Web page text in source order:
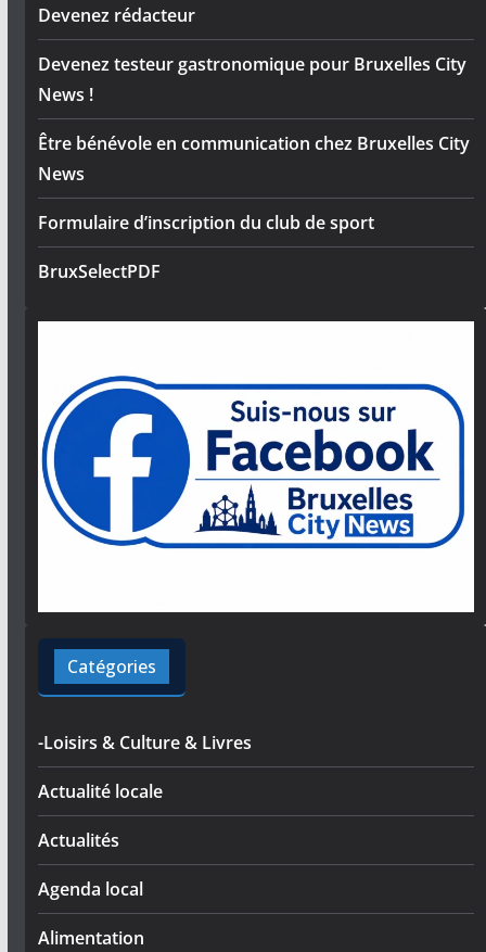
Devenez rédacteur
Devenez testeur gastronomique pour Bruxelles City
News !
Être bénévole en communication chez Bruxelles City
News
Formulaire d’inscription du club de sport
BruxSelectPDF
Catégories
-Loisirs & Culture & Livres
Actualité locale
Actualités
Agenda local
Alimentation